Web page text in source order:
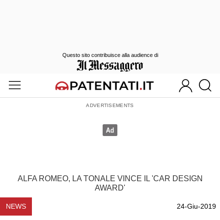
ALFA ROMEO, LA TONALE VINCE IL 'CAR DESIGN
AWARD'
NEWS 24-Giu-2019
Questo sito contribuisce alla audience di